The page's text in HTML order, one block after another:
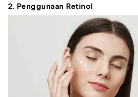
2. Penggunaan Retinol